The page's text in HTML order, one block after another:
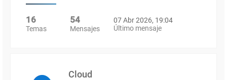
16
Temas
54
Mensajes
07 Abr 2026, 19:04
Último mensaje
Cloud